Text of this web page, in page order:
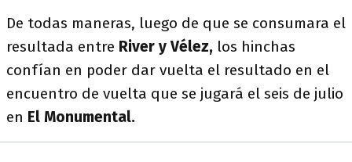
De todas maneras, luego de que se consumara el
resultada entre River y Vélez, los hinchas
confían en poder dar vuelta el resultado en el
encuentro de vuelta que se jugará el seis de julio
en El Monumental.